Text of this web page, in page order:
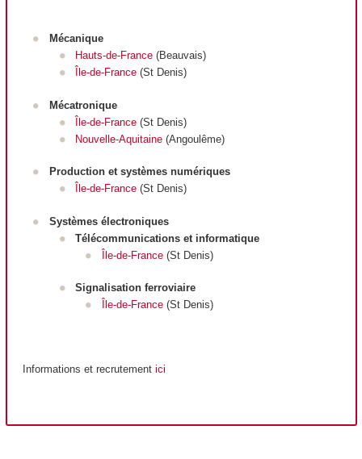
Mécanique
Hauts-de-France (Beauvais)
Île-de-France (St Denis)
Mécatronique
Île-de-France (St Denis)
Nouvelle-Aquitaine (Angoulême)
Production et systèmes numériques
Île-de-France (St Denis)
Systèmes électroniques
Télécommunications et informatique
le-de-France(St Denis)
Signalisation ferroviaire
le-de-France (St Denis)
Informations et recrutement ici